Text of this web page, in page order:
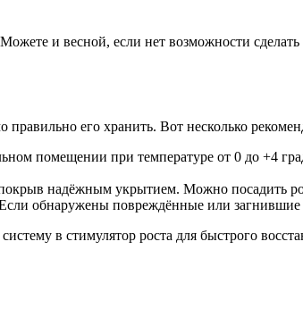
и весной, если нет возможности
его хранить. Вот несколько
помещении при температуре от 0 до +4
надёжным укрытием. Можно посадить
обнаружены повреждённые или
в стимулятор роста для быстрого